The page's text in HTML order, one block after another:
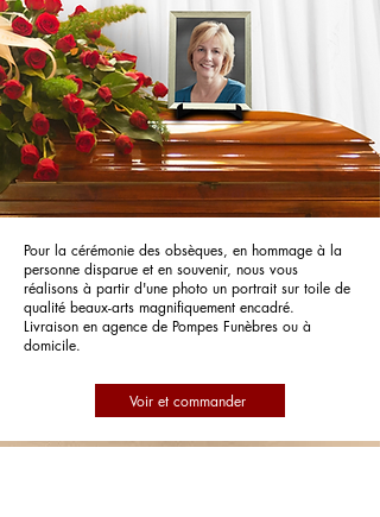
Pour la cérémonie des obsèques, en hommage à la
personne disparue et en souvenir, nous vous
réalisons à partir d'une photo un portrait sur toile de
qualité beaux-arts magnifiquement encadré.
Livraison en agence de Pompes Funèbres ou à
domicile.
Voir et commander